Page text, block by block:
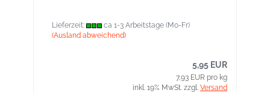
Lieferzeit:
ca 1-3 Arbeitstage (Mo-Fr)
(Ausland abweichend)
5,95 EUR
7,93 EUR pro kg
inkl. 19% MwSt. zzgl. Versand